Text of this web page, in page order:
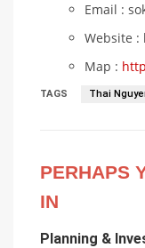
Email :
Website :
Map :
TAGS Thai
PERHAPS
IN
Planning &